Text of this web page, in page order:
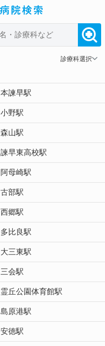
診療科選択
本諫早駅
小野駅
森山駅
諫早東高校駅
阿母崎駅
古部駅
西郷駅
多比良駅
大三東駅
三会駅
霊丘公園体育館駅
島原港駅
安徳駅